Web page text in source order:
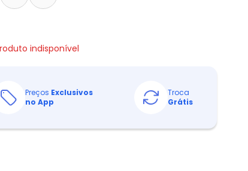
indisponível
Preços Exclusivos
no App
Troca
Grátis